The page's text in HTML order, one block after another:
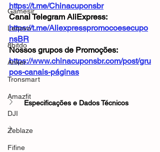
Gamesir
Lenovo
8bitdo
Anker
Tronsmart
Amazfit
DJI
Zeblaze
Fifine
https://t.me/Chinacuponsbr
Canal Telegram AliExpress:
https://t.me/Aliexpresspromocoesecupo
nsBR
Nossos grupos de Promoções:
https://www.chinacuponsbr.com/post/gru
pos-canais-páginas
Especificações e Dados Técnicos